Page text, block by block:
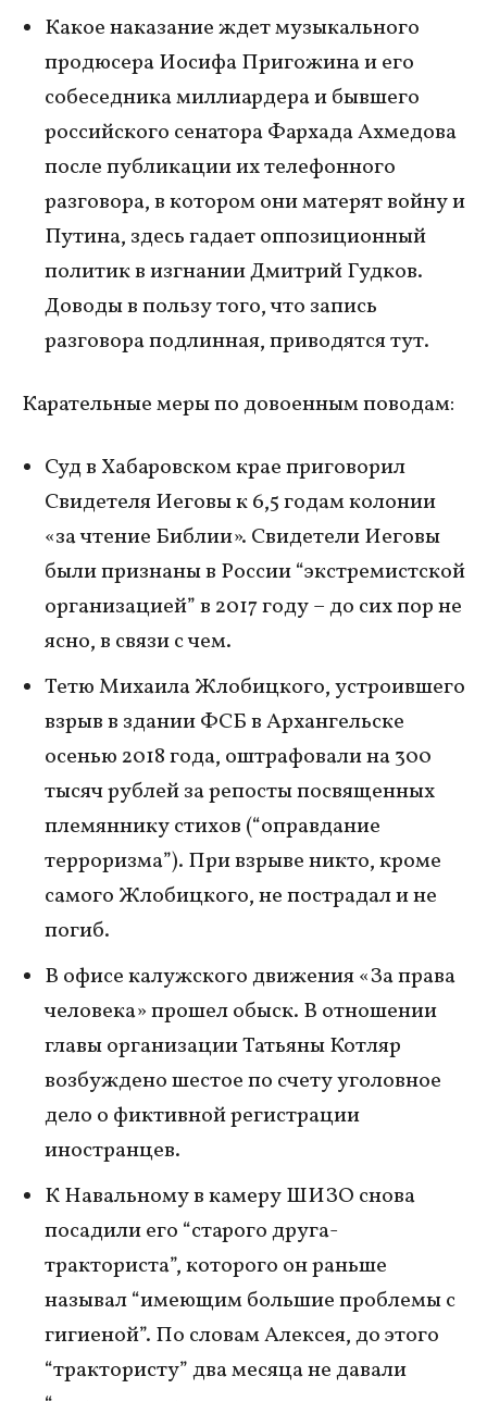
Какое наказание ждет музыкального
продюсера Иосифа Пригожина и его
собеседника миллиардера и бывшего
российского сенатора Фархада Ахмедова
после публикации их телефонного
разговора, в котором они матерят войну и
Путина, здесь гадает оппозиционный
политик в изгнании Дмитрий Гудков.
Доводы в пользу того, что запись
разговора подлинная, приводятся тут.
Карательные меры по довоенным поводам:
Суд в Хабаровском крае приговорил
Свидетеля Иеговы к 6,5 годам колонии
«за чтение Библии». Свидетели Иеговы
были признаны в России “экстремистской
организацией” в 2017 году – до сих пор не
ясно, в связи с чем.
Тетю Михаила Жлобицкого, устроившего
взрыв в здании ФСБ в Архангельске
осенью 2018 года, оштрафовали на 300
тысяч рублей за репосты посвященных
племяннику стихов (“оправдание
терроризма”). При взрыве никто, кроме
самого Жлобицкого, не пострадал и не
погиб.
В офисе калужского движения «За права
человека» прошел обыск. В отношении
главы организации Татьяны Котляр
возбуждено шестое по счету уголовное
дело о фиктивной регистрации
иностранцев.
К Навальному в камеру ШИЗО снова
посадили его “старого друга-
тракториста”, которого он раньше
называл “имеющим большие проблемы с
гигиеной”. По словам Алексея, до этого
“трактористу” два месяца не давали